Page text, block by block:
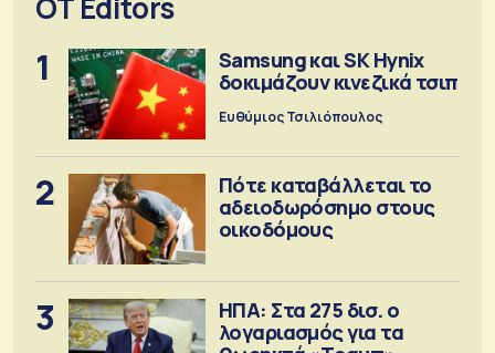
OT Editors
1
Samsung και SK Hynix
δοκιμάζουν κινεζικά τσιπ
Ευθύμιος Τσιλιόπουλος
2
Πότε καταβάλλεται το
αδειοδωρόσημο στους
οικοδόμους
3
ΗΠΑ: Στα 275 δισ. ο
λογαριασμός για τα